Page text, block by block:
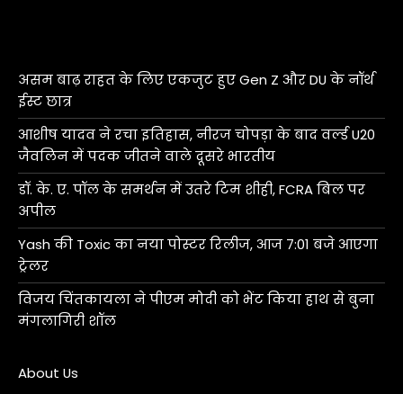
असम बाढ़ राहत के लिए एकजुट हुए Gen Z और DU के नॉर्थ
ईस्ट छात्र
आशीष यादव ने रचा इतिहास, नीरज चोपड़ा के बाद वर्ल्ड U20
जैवलिन में पदक जीतने वाले दूसरे भारतीय
डॉ. के. ए. पॉल के समर्थन में उतरे टिम शीही, FCRA बिल पर
अपील
Yash की Toxic का नया पोस्टर रिलीज, आज 7:01 बजे आएगा
ट्रेलर
विजय चिंतकायला ने पीएम मोदी को भेंट किया हाथ से बुना
मंगलागिरी शॉल
About Us